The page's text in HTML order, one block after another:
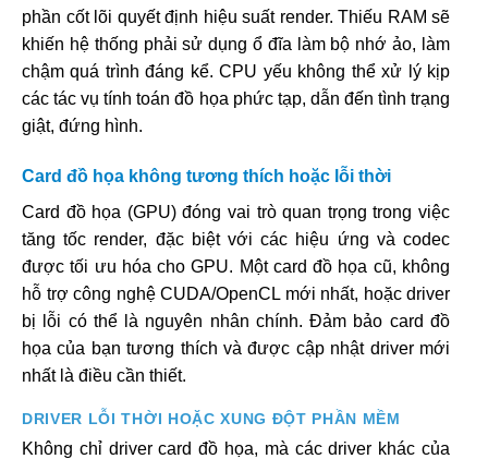
phần cốt lõi quyết định hiệu suất render. Thiếu RAM sẽ
khiến hệ thống phải sử dụng ổ đĩa làm bộ nhớ ảo, làm
chậm quá trình đáng kể. CPU yếu không thể xử lý kịp
các tác vụ tính toán đồ họa phức tạp, dẫn đến tình trạng
giật, đứng hình.
Card đồ họa không tương thích hoặc lỗi thời
Card đồ họa (GPU) đóng vai trò quan trọng trong việc
tăng tốc render, đặc biệt với các hiệu ứng và codec
được tối ưu hóa cho GPU. Một card đồ họa cũ, không
hỗ trợ công nghệ CUDA/OpenCL mới nhất, hoặc driver
bị lỗi có thể là nguyên nhân chính. Đảm bảo card đồ
họa của bạn tương thích và được cập nhật driver mới
nhất là điều cần thiết.
DRIVER LỖI THỜI HOẶC XUNG ĐỘT PHẦN MỀM
Không chỉ driver card đồ họa, mà các driver khác của